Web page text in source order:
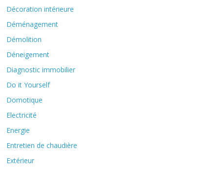
Décoration intérieure
Déménagement
Démolition
Déneigement
Diagnostic immobilier
Do it Yourself
Domotique
Electricité
Energie
Entretien de chaudière
Extérieur